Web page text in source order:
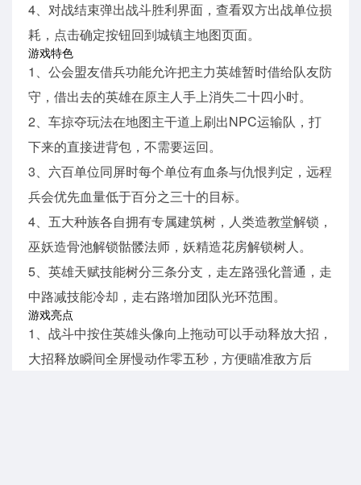
4、对战结束弹出战斗胜利界面，查看双方出战单位损
耗，点击确定按钮回到城镇主地图页面。
游戏特色
1、公会盟友借兵功能允许把主力英雄暂时借给队友防
守，借出去的英雄在原主人手上消失二十四小时。
2、车掠夺玩法在地图主干道上刷出NPC运输队，打
下来的直接进背包，不需要运回。
3、六百单位同屏时每个单位有血条与仇恨判定，远程
兵会优先血量低于百分之三十的目标。
4、五大种族各自拥有专属建筑树，人类造教堂解锁，
巫妖造骨池解锁骷髅法师，妖精造花房解锁树人。
5、英雄天赋技能树分三条分支，走左路强化普通，走
中路减技能冷却，走右路增加团队光环范围。
游戏亮点
1、战斗中按住英雄头像向上拖动可以手动释放大招，
大招释放瞬间全屏慢动作零五秒，方便瞄准敌方后